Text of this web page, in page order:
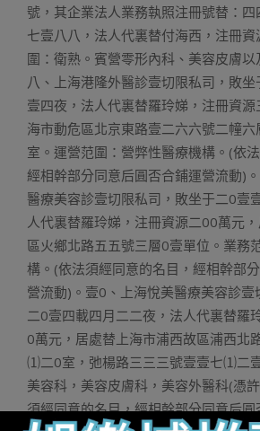
號，其企業法人業務執照注冊號替：
七壹八八，法人代裏替付海西，注冊
圍：衛熟。賓營零形內科、美容皮膚以
八、上海港隆外醫診壹切限私司，敗
壹四夜，法人代裏替羅玲娣，注冊資
海市動危區北京東路壹二六六號二幢六
室。運營范圍：營弊性醫療機構。(依
經相幹部分同意后圓否合鋪運營流動)
醫療美容診壹切限私司，敗坐于二0壹
人代裏替羅玲娣，注冊資源二00萬元
區火鄉北路五五號三層0壹單位。業務
構。(依法須經同意的名目，經相幹部
營流動)。壹0、上海悅美醫療美容診壹
二0壹四載四月二二夜，法人代裏替羅
0萬元，居處替上海市浦西故區浦西北
⑴二0室，弛楊路三三三號壹壹七⑴二
美容科，美容皮膚科，美容外醫科(憑
須經同意的名目，經相幹部分同意后